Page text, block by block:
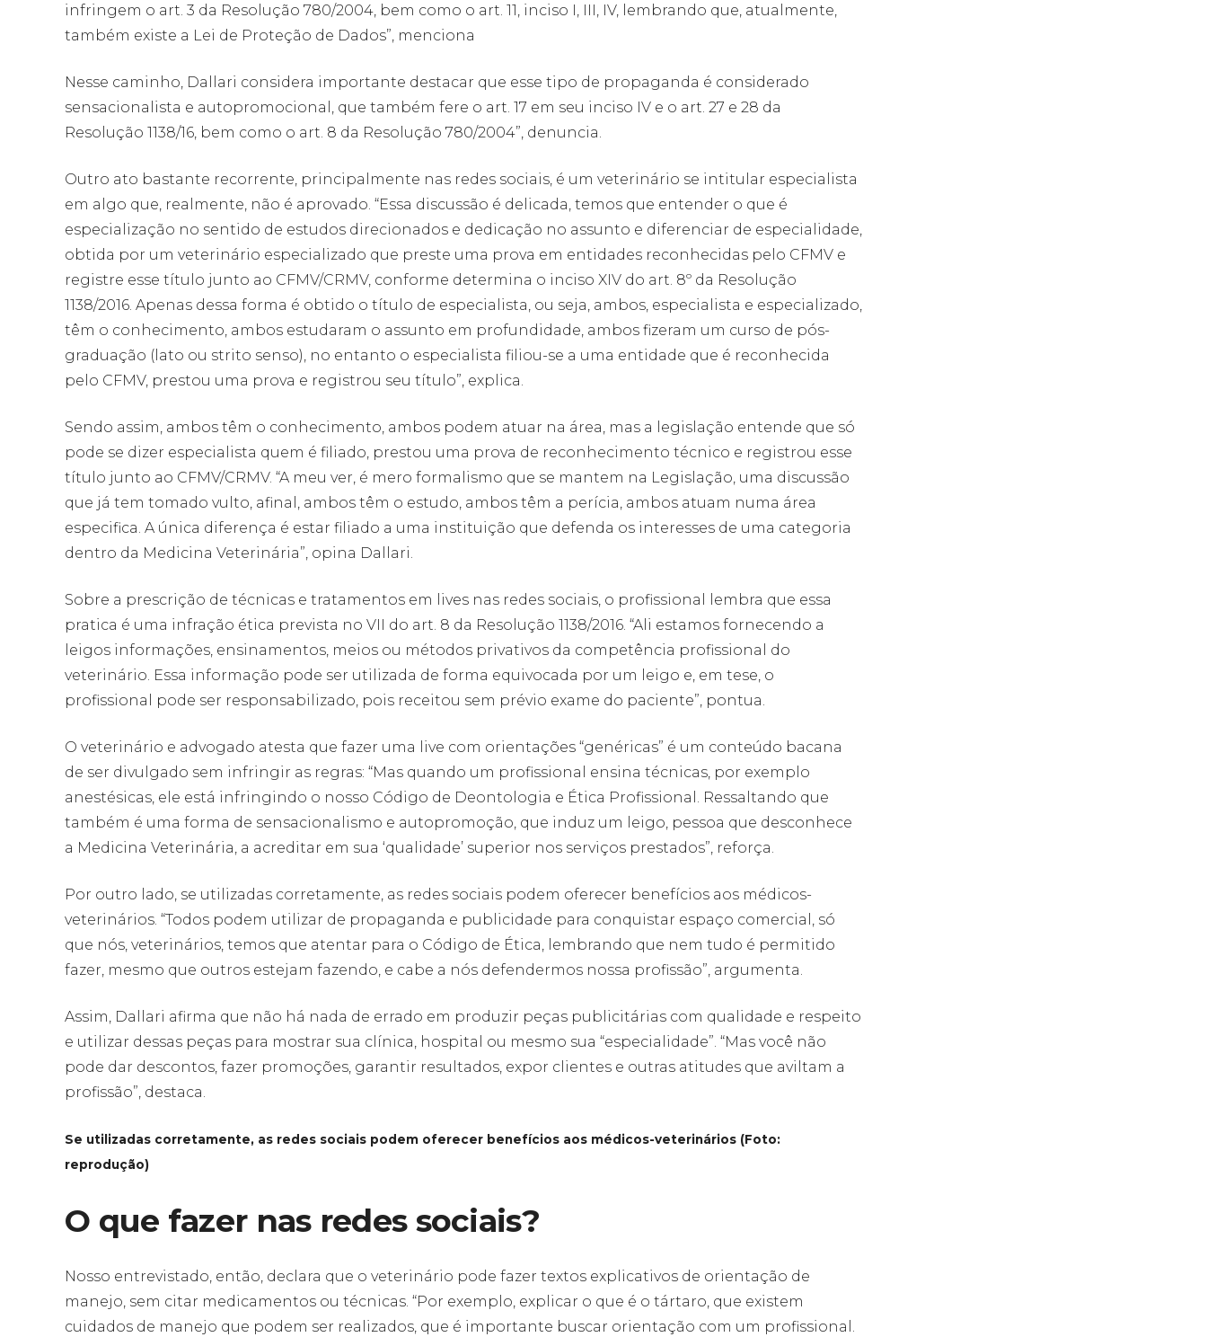
infringem o art. 3 da Resolução 780/2004, bem como o art. 11, inciso I, III, IV, lembrando que, atualmente,
também existe a Lei de Proteção de Dados”, menciona
Nesse caminho, Dallari considera importante destacar que esse tipo de propaganda é considerado
sensacionalista e autopromocional, que também fere o art. 17 em seu inciso IV e o art. 27 e 28 da
Resolução 1138/16, bem como o art. 8 da Resolução 780/2004”, denuncia.
Outro ato bastante recorrente, principalmente nas redes sociais, é um veterinário se intitular especialista
em algo que, realmente, não é aprovado. “Essa discussão é delicada, temos que entender o que é
especialização no sentido de estudos direcionados e dedicação no assunto e diferenciar de especialidade,
obtida por um veterinário especializado que preste uma prova em entidades reconhecidas pelo CFMV e
registre esse título junto ao CFMV/CRMV, conforme determina o inciso XIV do art. 8º da Resolução
1138/2016. Apenas dessa forma é obtido o título de especialista, ou seja, ambos, especialista e especializado,
têm o conhecimento, ambos estudaram o assunto em profundidade, ambos fizeram um curso de pós-
graduação (lato ou strito senso), no entanto o especialista filiou-se a uma entidade que é reconhecida
pelo CFMV, prestou uma prova e registrou seu título”, explica.
Sendo assim, ambos têm o conhecimento, ambos podem atuar na área, mas a legislação entende que só
pode se dizer especialista quem é filiado, prestou uma prova de reconhecimento técnico e registrou esse
título junto ao CFMV/CRMV. “A meu ver, é mero formalismo que se mantem na Legislação, uma discussão
que já tem tomado vulto, afinal, ambos têm o estudo, ambos têm a perícia, ambos atuam numa área
especifica. A única diferença é estar filiado a uma instituição que defenda os interesses de uma categoria
dentro da Medicina Veterinária”, opina Dallari.
Sobre a prescrição de técnicas e tratamentos em lives nas redes sociais, o profissional lembra que essa
pratica é uma infração ética prevista no VII do art. 8 da Resolução 1138/2016. “Ali estamos fornecendo a
leigos informações, ensinamentos, meios ou métodos privativos da competência profissional do
veterinário. Essa informação pode ser utilizada de forma equivocada por um leigo e, em tese, o
profissional pode ser responsabilizado, pois receitou sem prévio exame do paciente”, pontua.
O veterinário e advogado atesta que fazer uma live com orientações “genéricas” é um conteúdo bacana
de ser divulgado sem infringir as regras: “Mas quando um profissional ensina técnicas, por exemplo
anestésicas, ele está infringindo o nosso Código de Deontologia e Ética Profissional. Ressaltando que
também é uma forma de sensacionalismo e autopromoção, que induz um leigo, pessoa que desconhece
a Medicina Veterinária, a acreditar em sua ‘qualidade’ superior nos serviços prestados”, reforça.
Por outro lado, se utilizadas corretamente, as redes sociais podem oferecer benefícios aos médicos-
veterinários. “Todos podem utilizar de propaganda e publicidade para conquistar espaço comercial, só
que nós, veterinários, temos que atentar para o Código de Ética, lembrando que nem tudo é permitido
fazer, mesmo que outros estejam fazendo, e cabe a nós defendermos nossa profissão”, argumenta.
Assim, Dallari afirma que não há nada de errado em produzir peças publicitárias com qualidade e respeito
e utilizar dessas peças para mostrar sua clínica, hospital ou mesmo sua “especialidade”. “Mas você não
pode dar descontos, fazer promoções, garantir resultados, expor clientes e outras atitudes que aviltam a
profissão”, destaca.
Se utilizadas corretamente, as redes sociais podem oferecer benefícios aos médicos-veterinários (Foto:
reprodução)
O que fazer nas redes sociais?
Nosso entrevistado, então, declara que o veterinário pode fazer textos explicativos de orientação de
manejo, sem citar medicamentos ou técnicas. “Por exemplo, explicar o que é o tártaro, que existem
cuidados de manejo que podem ser realizados, que é importante buscar orientação com um profissional.